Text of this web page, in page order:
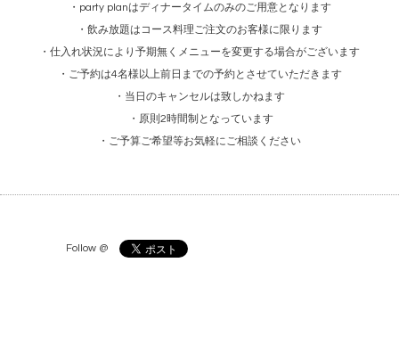
・party planはディナータイムのみのご用意となります
・飲み放題はコース料理ご注文のお客様に限ります
・仕入れ状況により予期無くメニューを変更する場合がございます
・ご予約は4名様以上前日までの予約とさせていただきます
・当日のキャンセルは致しかねます
・原則2時間制となっています
・ご予算ご希望等お気軽にご相談ください
Follow @